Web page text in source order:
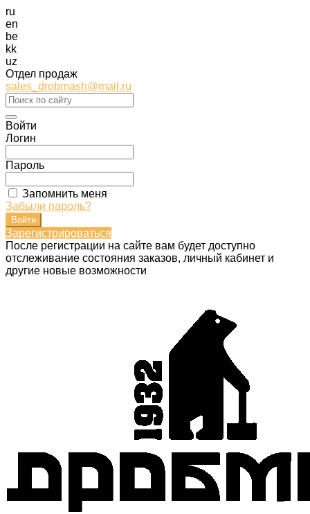
ru
en
be
kk
uz
Отдел продаж
sales_drobmash@mail.ru
Войти
Логин
Пароль
Запомнить меня
Забыли пароль?
Зарегистрироваться
После регистрации на сайте вам будет доступно
отслеживание состояния заказов, личный кабинет и
другие новые возможности